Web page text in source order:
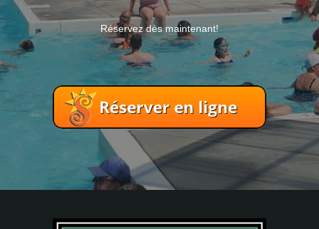
Réservez dès maintenant!